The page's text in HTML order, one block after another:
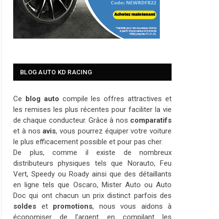
BLOG AUTO KD RACING
Ce blog auto compile les offres attractives et
les remises les plus récentes pour faciliter la vie
de chaque conducteur. Grâce à nos comparatifs
et à nosavis, vous pourrez équiper votre voiture
le plus efficacement possible et pour pas cher.
De plus, comme il existe de nombreux
distributeurs physiques tels que Norauto, Feu
Vert, Speedy ou Roady ainsi que des détaillants
en ligne tels que Oscaro, Mister Auto ou Auto
Doc qui ont chacun un prix distinct parfois des
soldes et promotions, nous vous aidons à
économiser de l’argent en compilant les